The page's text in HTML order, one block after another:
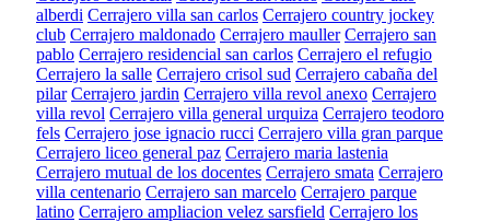
alberdi Cerrajero villa san carlos Cerrajero country jockey
club Cerrajero maldonado Cerrajero mauller Cerrajero san
pablo Cerrajero residencial san carlos Cerrajero el refugio
Cerrajero la salle Cerrajero crisol sud Cerrajero cabaña del
pilar Cerrajero jardin Cerrajero villa revol anexo Cerrajero
villa revol Cerrajero villa general urquiza Cerrajero teodoro
fels Cerrajero jose ignacio rucci Cerrajero villa gran parque
Cerrajero liceo general paz Cerrajero maria lastenia
Cerrajero mutual de los docentes Cerrajero smata Cerrajero
villa centenario Cerrajero san marcelo Cerrajero parque
latino Cerrajero ampliacion velez sarsfield Cerrajero los